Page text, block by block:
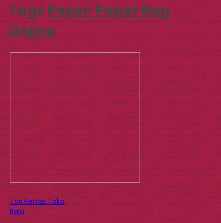
TagsPesan Paper Bag
Online
Tas Kertas Toko
Baju